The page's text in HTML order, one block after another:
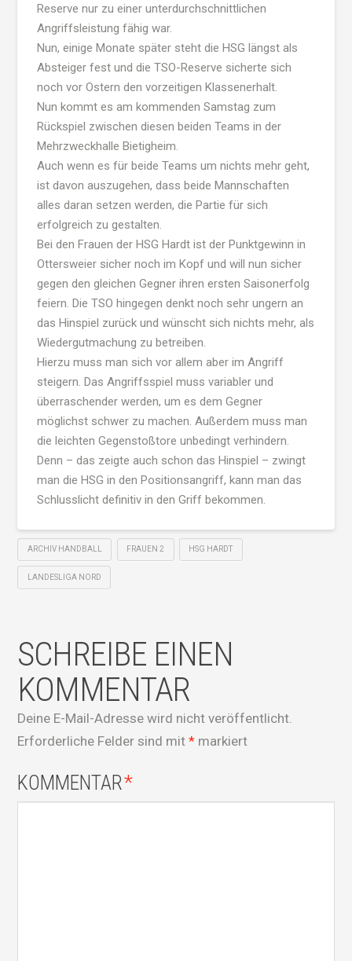
Reserve nur zu einer unterdurchschnittlichen
Angriffsleistung fähig war.
Nun, einige Monate später steht die HSG längst als
Absteiger fest und die TSO-Reserve sicherte sich
noch vor Ostern den vorzeitigen Klassenerhalt.
Nun kommt es am kommenden Samstag zum
Rückspiel zwischen diesen beiden Teams in der
Mehrzweckhalle Bietigheim.
Auch wenn es für beide Teams um nichts mehr geht,
ist davon auszugehen, dass beide Mannschaften
alles daran setzen werden, die Partie für sich
erfolgreich zu gestalten.
Bei den Frauen der HSG Hardt ist der Punktgewinn in
Ottersweier sicher noch im Kopf und will nun sicher
gegen den gleichen Gegner ihren ersten Saisonerfolg
feiern. Die TSO hingegen denkt noch sehr ungern an
das Hinspiel zurück und wünscht sich nichts mehr, als
Wiedergutmachung zu betreiben.
Hierzu muss man sich vor allem aber im Angriff
steigern. Das Angriffsspiel muss variabler und
überraschender werden, um es dem Gegner
möglichst schwer zu machen. Außerdem muss man
die leichten Gegenstoßtore unbedingt verhindern.
Denn – das zeigte auch schon das Hinspiel – zwingt
man die HSG in den Positionsangriff, kann man das
Schlusslicht definitiv in den Griff bekommen.
ARCHIV HANDBALL FRAUEN 2 HSG HARDT
LANDESLIGA NORD
SCHREIBE EINEN
KOMMENTAR
Deine E-Mail-Adresse wird nicht veröffentlicht.
Erforderliche Felder sind mit* markiert
KOMMENTAR*